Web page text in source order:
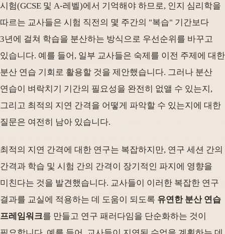
시험(GCSE 및 A-레벨)에서 기억해야 하므로, 인지 심리학을
따르는 교사들은 시험 직전의 몇 주간의 "복습" 기간보다
3년에 걸쳐 학습을 분산하는 방식으로 우선순위를 바꾸고
있습니다. 예를 들어, 일부 교사들은 숙제를 이전 주제에 대한
분산 연습 기회로 활용할 것을 제안했습니다. 그러나 분산
연습이 벼락치기 기간의 필요성을 완전히 없앨 수 있는지,
그리고 최적의 지연 간격을 어떻게 파악할 수 있는지에 대한
질문은 여전히 남아 있습니다.
최적의 지연 간격에 대한 연구는 복잡하지만, 연구 세션 간의
간격과 학습 및 시험 간의 간격이 장기적인 파지에 영향을
미친다는 것을 발견했습니다. 교사들이 이러한 복잡한 연구
결과를 교실에 적용하는 데 도움이 되도록 유연한 분산 연습
프레임워크를 만들고 연구 패러다임을 단순화하는 것이